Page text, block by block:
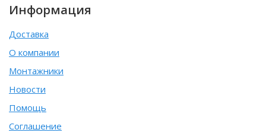
Информация
Доставка
О компании
Монтажники
Новости
Помощь
Соглашение